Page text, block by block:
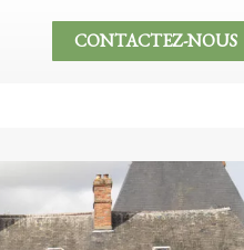
CONTACTEZ-NOUS